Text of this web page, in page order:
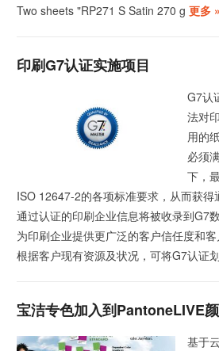
Two sheets "RP271 S Satin 270 g 更多 »
印刷G7认证实施项目
G7认
法对
用的
必须
下，
ISO 12647-2的各项标准要求，从而获得
通过认证的印刷企业信息将被收录到G7
为印刷企业提供更广泛的客户信任度和客
根据客户现有资源及状况，可将G7认证
宝洁专色加入到PantoneLIVE
基于